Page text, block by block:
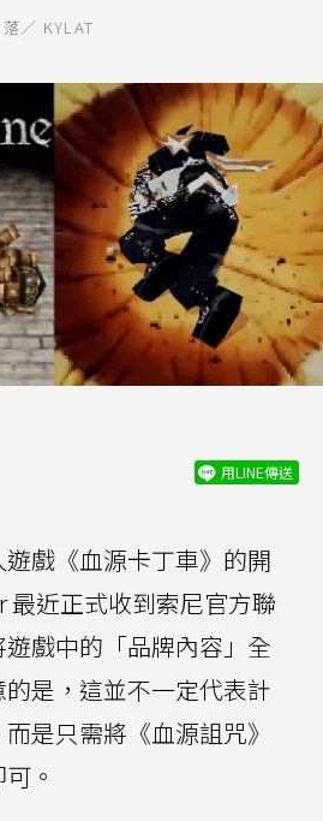
／ KYLAT
用LINE傳送
遊戲《血源卡丁車》的開
最近正式收到索尼官方聯
戲中的「品牌內容」全
是，這並不一定代表計
是只需將《血源詛咒》
。